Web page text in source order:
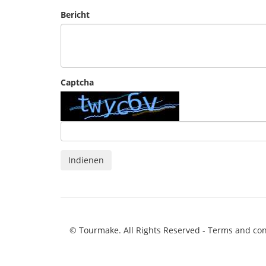
Bericht
Captcha
Indienen
© Tourmake. All Rights Reserved - Terms and